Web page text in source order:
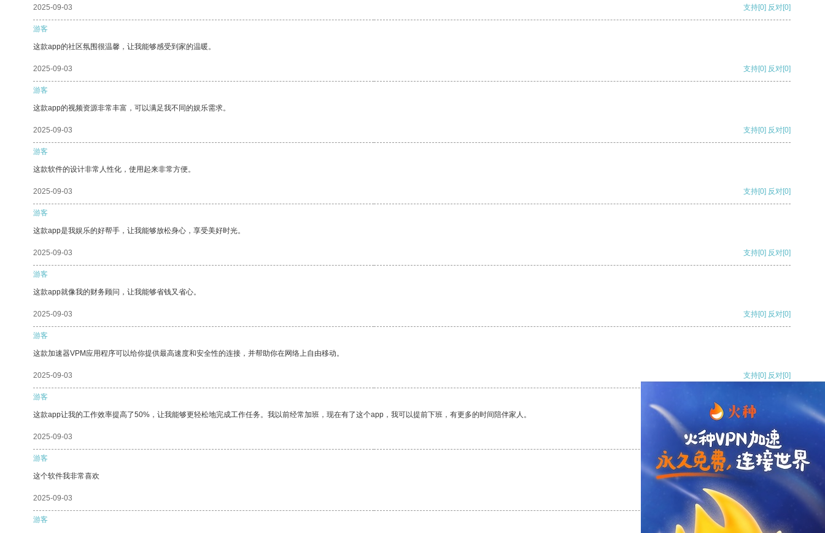
2025-09-03 支持[0] 反对[0]
游客
这款app的社区氛围很温馨，让我能够感受到家的温暖。
2025-09-03 支持[0] 反对[0]
游客
这款app的视频资源非常丰富，可以满足我不同的娱乐需求。
2025-09-03 支持[0] 反对[0]
游客
这款软件的设计非常人性化，使用起来非常方便。
2025-09-03 支持[0] 反对[0]
游客
这款app是我娱乐的好帮手，让我能够放松身心，享受美好时光。
2025-09-03 支持[0] 反对[0]
游客
这款app就像我的财务顾问，让我能够省钱又省心。
2025-09-03 支持[0] 反对[0]
游客
这款加速器VPM应用程序可以给你提供最高速度和安全性的连接，并帮助你在网络上自由移动。
2025-09-03 支持[0] 反对[0]
游客
这款app让我的工作效率提高了50%，让我能够更轻松地完成工作任务。我以前经常加班，现在有了这个app，我可以提前下班，有更多的时间陪伴家人。
2025-09-03 支持[0] 反对
游客
这个软件我非常喜欢
2025-09-03 支持
游客